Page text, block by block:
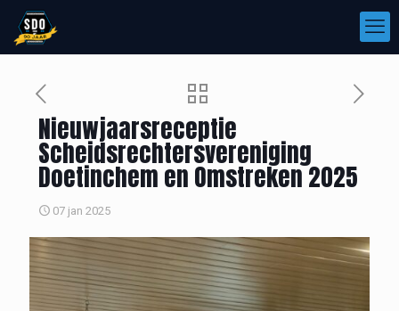
Nieuwjaarsreceptie
Scheidsrechtersvereniging
Doetinchem en Omstreken 2025
07 jan 2025